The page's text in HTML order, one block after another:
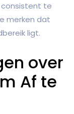
consistent te
merken dat
ligt.
over
Af te